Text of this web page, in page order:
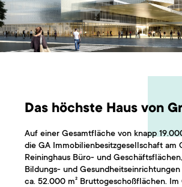
Das höchste Haus von
Auf einer Gesamtfläche von knapp
die GA Immobilienbesitzgesellschaft am
Reininghaus Büro- und
Bildungs- und
ca. 52.000 m² Bruttogeschoßflächen. Im